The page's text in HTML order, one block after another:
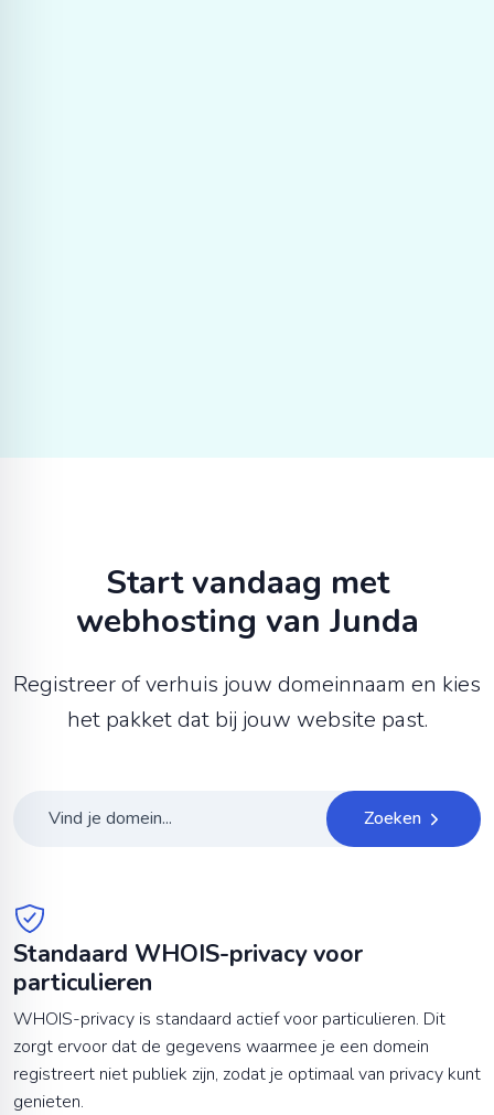
Start vandaag met
webhosting van Junda
Registreer of verhuis jouw domeinnaam en kies
het pakket dat bij jouw website past.
Zoeken
Standaard WHOIS-privacy voor
particulieren
WHOIS-privacy is standaard actief voor particulieren. Dit
zorgt ervoor dat de gegevens waarmee je een domein
registreert niet publiek zijn, zodat je optimaal van privacy kunt
genieten.